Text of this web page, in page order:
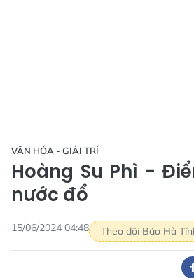
VĂN HÓA - GIẢI TRÍ
Hoàng Su Phì -
nước đổ
15/06/2024 04:48 Theo dõi Báo Hà